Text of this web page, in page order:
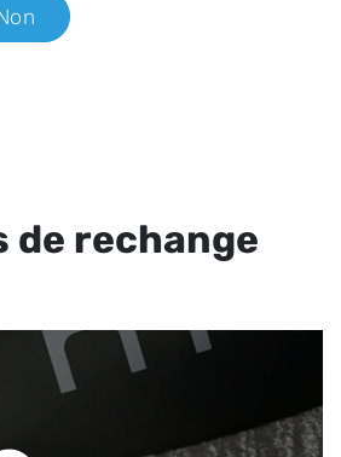
de rechange